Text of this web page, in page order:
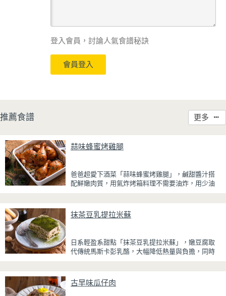
登入會員，討論人氣食譜秘訣
會員登入
推薦食譜 更多
蒜味蜂蜜烤雞腿
爸爸超愛下酒菜「蒜味蜂蜜烤雞腿」，鹹甜醬汁搭
配鮮嫩肉質，用氣炸烤箱料理不需要油炸，用少油
入氣炸烤箱烘烤，免油炸也能烤出外皮金黃微酥、
配冰涼啤酒更是絕配！無論是父親節、聚會或宵夜
時光，在家就能輕鬆端出美味下酒菜。
抹茶豆乳提拉米蘇
日系輕盈系甜點「抹茶豆乳提拉米蘇」，嫩豆腐取
代傳統馬斯卡彭乳酪，大幅降低熱量與負擔，同時
厚重，搭配帶微苦茶香的抹茶與香氣濃郁的黃豆
粉，甜而不膩，層次更加豐富。
古早味瓜仔肉